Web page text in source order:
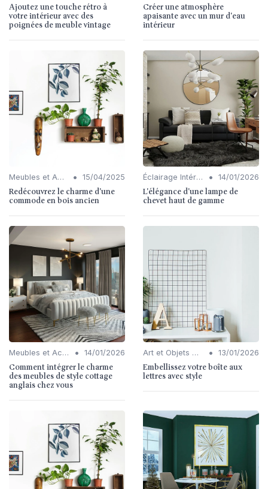
Ajoutez une touche rétro à
votre intérieur avec des
poignées de meuble vintage
Créer une atmosphère
apaisante avec un mur d'eau
intérieur
Meubles et Accessoires • 15/04/2025
Redécouvrez le charme d'une
commode en bois ancien
Éclairage Intérieur • 14/01/2026
L'élégance d'une lampe de
chevet haut de gamme
Meubles et Accessoires • 14/01/2026
Comment intégrer le charme
des meubles de style cottage
anglais chez vous
Art et Objets Décoratifs • 13/01/2026
Embellissez votre boîte aux
lettres avec style